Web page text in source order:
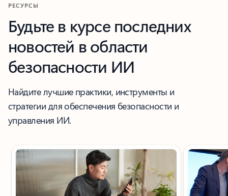
РЕСУРСЫ
Будьте в курсе последних
новостей в области
безопасности ИИ
Найдите лучшие практики, инструменты и
стратегии для обеспечения безопасности и
управления ИИ.
Показан слайд 1 из 12